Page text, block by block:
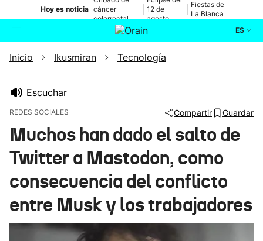
Hoy es noticia cáncer
colorrectal
12 de
agosto
Fiestas de
La Blanca
ES
Buscador Actualidad
Ikusmiran
Eguraldia
Inicio Ikusmiran Tecnología
Escuchar
REDES SOCIALES Compartir Guardar
Muchos han dado el salto de
Twitter a Mastodon, como
consecuencia del conflicto
entre Musk y los trabajadores